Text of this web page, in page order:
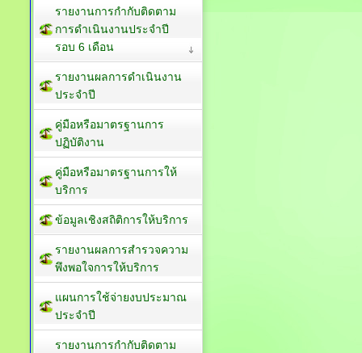
รายงานการกำกับติดตาม
การดำเนินงานประจำปี
รอบ 6 เดือน
รายงานผลการดำเนินงาน
ประจำปี
คู่มือหรือมาตรฐานการ
ปฏิบัติงาน
คู่มือหรือมาตรฐานการให้
บริการ
ข้อมูลเชิงสถิติการให้บริการ
รายงานผลการสำรวจความ
พึงพอใจการให้บริการ
แผนการใช้จ่ายงบประมาณ
ประจำปี
รายงานการกำกับติดตาม